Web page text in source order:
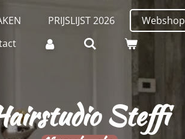
PRIJSLIJST 2026 Webshop
Steffi